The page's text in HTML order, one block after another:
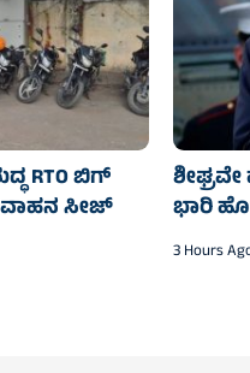
RTO ಬಿಗ್
ಸೀಜ್
ಭಾರಿ
3 Hours